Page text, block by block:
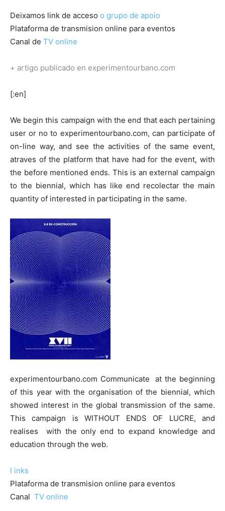
Deixamos link de acceso o grupo de apoio
Plataforma de transmision online para eventos
Canal de TV online
+ artigo publicado en experimentourbano.com
[:en]
We begin this campaign with the end that each pertaining
user or no to experimentourbano.com, can participate of
on-line way, and see the activities of the same event,
atraves of the platform that have had for the event, with
the before mentioned ends. This is an external campaign
to the biennial, which has like end recolectar the main
quantity of interested in participating in the same.
experimentourbano.com Communicate at the beginning
of this year with the organisation of the biennial, which
showed interest in the global transmission of the same.
This campaign is WITHOUT ENDS OF LUCRE, and
realises with the only end to expand knowledge and
education through the web.
l inks
Plataforma de transmision online para eventos
Canal TV online